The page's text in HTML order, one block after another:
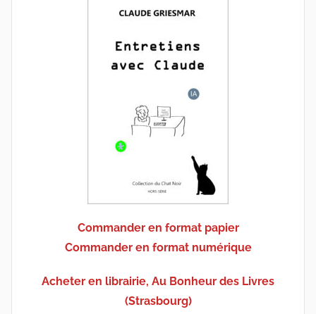
Commander en format papier
Commander en format numérique
Acheter en librairie, Au Bonheur des Livres
(Strasbourg)